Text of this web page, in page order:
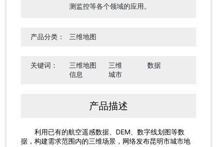
测监控等各个领域的应用。
产品分类： 三维地图
关键词： 三维地图 三维
数据
信息
城市
产品描述
利用已有的航空遥感数据、DEM、数字线划图等数
据，构建需求范围内的三维场景，网络发布昆明市城市地